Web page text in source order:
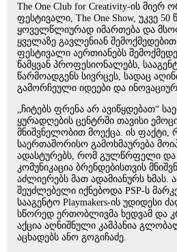
The One Club for Creativity-ის მიერ
ფესტივალი, The One Show, უკვე
ყოველწლიურად იმართება და
ყველაზე გავლენიან
ფესტივალი აერთიანებს
წამყვან პროფესიონალებს,
წარმოადგენს სივრცეს, სადაც
გამორჩეული იდეები და
„ჩიტებს ფრენა არ ავიწყდებათ“
ყურადღების ცენტრში თავისი
მნიშვნელობით მოექცა. ის ფაქტი,
საერთაშორისო გამოხმაურება
ადასტურებს, რომ გულწრფელი
კომუნიკაცია ბრენდებისთვის
აძლიერებს მათ ადამიანურს ხმას.
შეუძლებელი იქნებოდა PSP-ს
სააგენტო Playmakers-ის უდიდესი
სწორედ ერთობლივმა ხედვამ და
აქცია აღნიშნული კამპანია
აცხადებს ანო გოგიჩაძე.